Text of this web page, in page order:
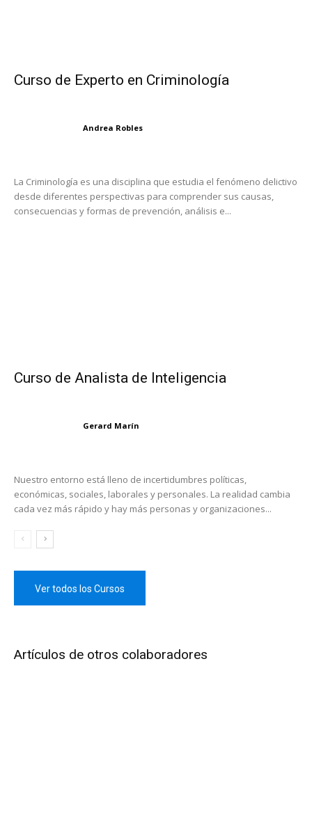
Curso de Experto en Criminología
Andrea Robles
La Criminología es una disciplina que estudia el fenómeno delictivo
desde diferentes perspectivas para comprender sus causas,
consecuencias y formas de prevención, análisis e...
Curso de Analista de Inteligencia
Gerard Marín
Nuestro entorno está lleno de incertidumbres políticas,
económicas, sociales, laborales y personales. La realidad cambia
cada vez más rápido y hay más personas y organizaciones...
Ver todos los Cursos
Artículos de otros colaboradores